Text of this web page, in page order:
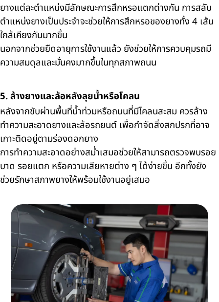
ยางแต่ละตำแหน่งมีลักษณะการสึกหรอแตกต่างกัน การสลับ
ตำแหน่งยางเป็นประจำจะช่วยให้การสึกหรอของยางทั้ง 4 เส้น
ใกล้เคียงกันมากขึ้น
นอกจากช่วยยืดอายุการใช้งานแล้ว ยังช่วยให้การควบคุมรถมี
ความสมดุลและมั่นคงมากขึ้นในทุกสภาพถนน
5. ล้างยางและล้อหลังลุยน้ำหรือโคลน
หลังจากขับผ่านพื้นที่น้ำท่วมหรือถนนที่มีโคลนสะสม ควรล้าง
ทำความสะอาดยางและล้อรถยนต์ เพื่อกำจัดสิ่งสกปรกที่อาจ
เกาะติดอยู่ตามร่องดอกยาง
การทำความสะอาดอย่างสม่ำเสมอช่วยให้สามารถตรวจพบรอย
บาด รอยแตก หรือความเสียหายต่าง ๆ ได้ง่ายขึ้น อีกทั้งยัง
ช่วยรักษาสภาพยางให้พร้อมใช้งานอยู่เสมอ